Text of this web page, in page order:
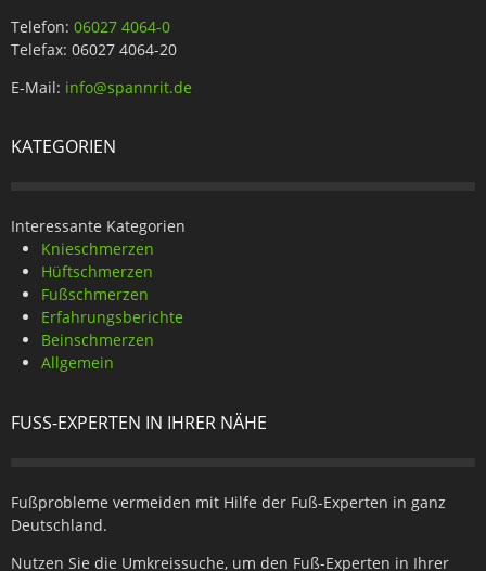
Telefon: 06027 4064-0
Telefax: 06027 4064-20
E-Mail: info@spannrit.de
KATEGORIEN
Interessante Kategorien
Knieschmerzen
Hüftschmerzen
Fußschmerzen
Erfahrungsberichte
Beinschmerzen
Allgemein
FUSS-EXPERTEN IN IHRER NÄHE
Fußprobleme vermeiden mit Hilfe der Fuß-Experten in ganz
Deutschland.
Nutzen Sie die Umkreissuche, um den Fuß-Experten in Ihrer